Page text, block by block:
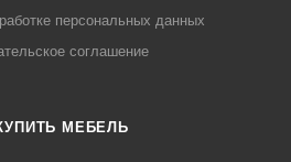
персональных данных
соглашение
МЕБЕЛЬ